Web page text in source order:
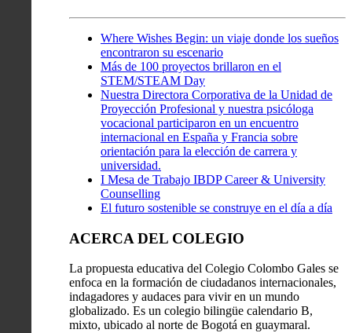
Where Wishes Begin: un viaje donde los sueños
encontraron su escenario
Más de 100 proyectos brillaron en el
STEM/STEAM Day
Nuestra Directora Corporativa de la Unidad de
Proyección Profesional y nuestra psicóloga
vocacional participaron en un encuentro
internacional en España y Francia sobre
orientación para la elección de carrera y
universidad.
I Mesa de Trabajo IBDP Career & University
Counselling
El futuro sostenible se construye en el día a día
ACERCA DEL COLEGIO
La propuesta educativa del Colegio Colombo Gales se
enfoca en la formación de ciudadanos internacionales,
indagadores y audaces para vivir en un mundo
globalizado. Es un colegio bilingüe calendario B,
mixto, ubicado al norte de Bogotá en guaymaral.